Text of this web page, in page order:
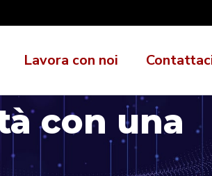
Lavora con noi
con una